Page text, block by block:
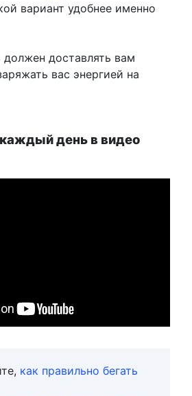
вариант удобнее именно
доставлять вам
вас энергией на
день в видео
как правильно бегать